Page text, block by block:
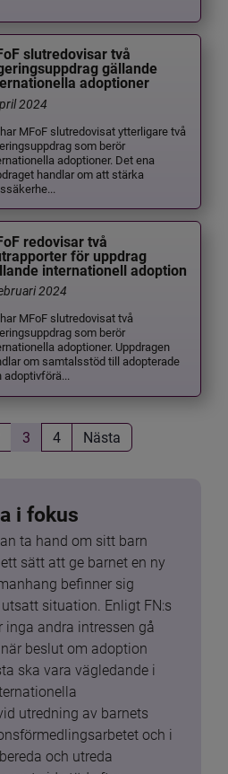
slutredovisar två
gällande
adoptioner
2024
MFoF slutredovisat ytterligare två
som berör
adoptioner. Det ena
handlar om att stärka
redovisar två
för uppdrag
internationell adoption
2024
MFoF slutredovisat två
som berör
adoptioner. Uppdragen
om samtalsstöd till adopterade
adoptivförä...
3 4 Nästa
i fokus
ta hand om sitt barn
sätt att ge barnet en ny
befinner sig
situation. Enligt FN:s
inga andra intressen gå
beslut om adoption
ska vara vägledande i
utredning av barnets
och i
och utreda